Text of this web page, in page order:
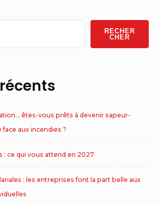
RECHER
CHER
êtes-vous prêts à devenir sapeur-
aux incendies ?
: ce qui vous attend en 2027
: les entreprises font la part belle aux